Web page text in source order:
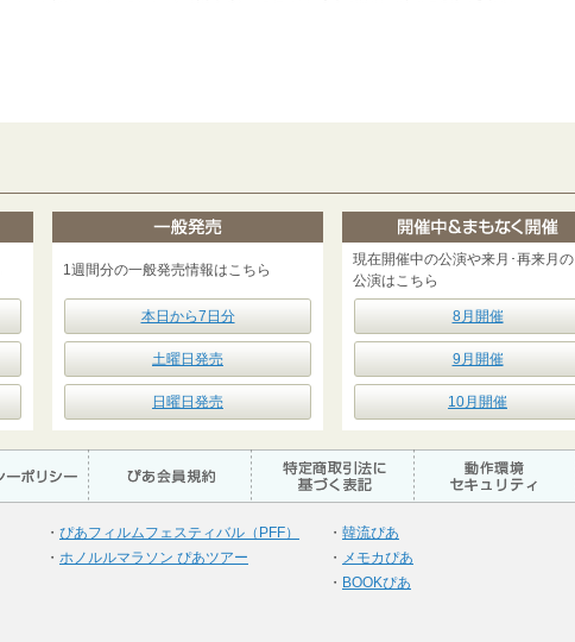
1週間分の一般発売情報はこちら
本日から7日分
土曜日発売
日曜日発売
現在開催中の公演や来月･再来月の
公演はこちら
8月開催
9月開催
10月開催
・ ぴあフィルムフェスティバル（PFF）
・ ホノルルマラソン ぴあツアー
・ 韓流ぴあ
・ メモカぴあ
・ BOOKぴあ